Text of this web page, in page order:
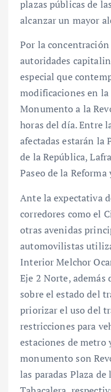
plazas públicas de
alcanzar un mayor
Por la
autoridades
especial que
modificaciones en
Monumento a la
horas del día. Entre
afectadas estarán la
de la República,
Paseo de la
Ante la expectativa
corredores como el
otras avenidas
automovilistas
Interior Melchor
Eje 2 Norte, además
sobre el estado del
priorizar el uso del
restricciones para
estaciones de metro
monumento son
las paradas Plaza